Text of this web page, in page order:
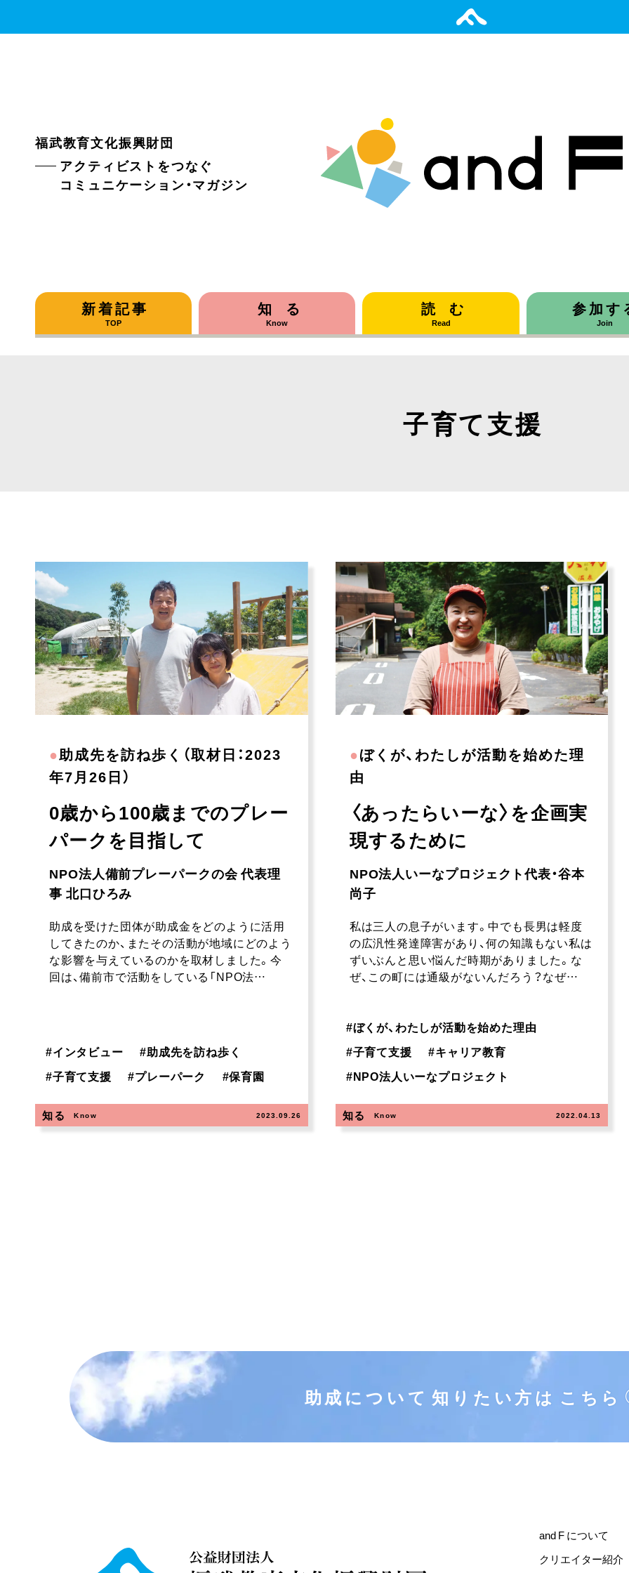
福武教育文化振興財団
アクティビストをつなぐ
コミュニケーション・マガジン
新着記事
TOP
知る
Know
読む
Read
参加す
Join
子育て支援
●助成先を訪ね歩く（取材日：2023
年7月26日）
0歳から100歳までのプレー
パークを目指して
NPO法人備前プレーパークの会 代表理
事 北口ひろみ
助成を受けた団体が助成金をどのように活用
してきたのか、またその活動が地域にどのよう
な影響を与えているのかを取材しました。今
回は、備前市で活動をしている「NPO法…
#インタビュー #助成先を訪ね歩く
#子育て支援 #プレーパーク #保育園
知る Know 2023.09.26
●ぼくが、わたしが活動を始めた理
由
〈あったらいーな〉を企画実
現するために
NPO法人いーなプロジェクト代表・谷本
尚子
私は三人の息子がいます。中でも長男は軽度
の広汎性発達障害があり、何の知識もない私は
ずいぶんと思い悩んだ時期がありました。な
ぜ、この町には通級がないんだろう？なぜ…
#ぼくが、わたしが活動を始めた理由
#子育て支援 #キャリア教育
#NPO法人いーなプロジェクト
知る Know 2022.04.13
助成について 知りたい方は こちら
and F について
クリエイター紹介